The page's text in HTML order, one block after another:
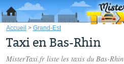
Accueil > Grand-Est
Taxi en Bas-Rhin
MisterTaxi.fr liste les taxis du Bas-Rhin